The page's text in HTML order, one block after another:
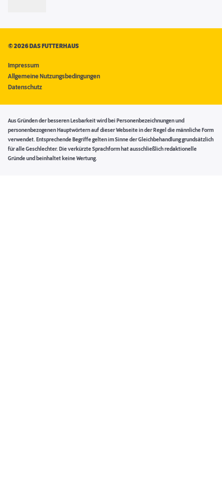
©2026 DAS FUTTERHAUS
Impressum
Allgemeine Nutzungsbedingungen
Datenschutz
Aus Gründen der besseren Lesbarkeit wird bei Personenbezeichnungen und
personenbezogenen Hauptwörtern auf dieser Webseite in der Regel die männliche Form
verwendet. Entsprechende Begriffe gelten im Sinne der Gleichbehandlung grundsätzlich
für alle Geschlechter. Die verkürzte Sprachform hat ausschließlich redaktionelle
Gründe und beinhaltet keine Wertung.